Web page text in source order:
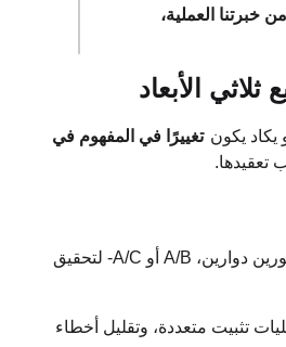
العملية،
يكاد يكون تغييرًا في المفهوم في
تعقيدها.
في جوهرها، تدمج المعالجة CNC ذات 5 محاور ثلاثة محاور خطية - وهي X وY وZ - مع محورين دوارين، A/B أو A/C- لتحقيق
تثبيت متعددة، وتقليل أخطاء